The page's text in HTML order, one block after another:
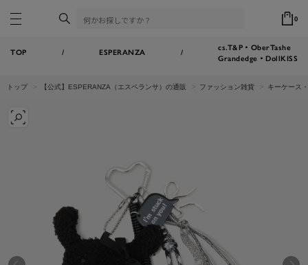
0
TOP / ESPERANZA /
cs.T&P・OberTashe
Grandedge・DollKISS
トップ 【公式】ESPERANZA（エスペランサ）の通販 ファッション雑貨 キーケース